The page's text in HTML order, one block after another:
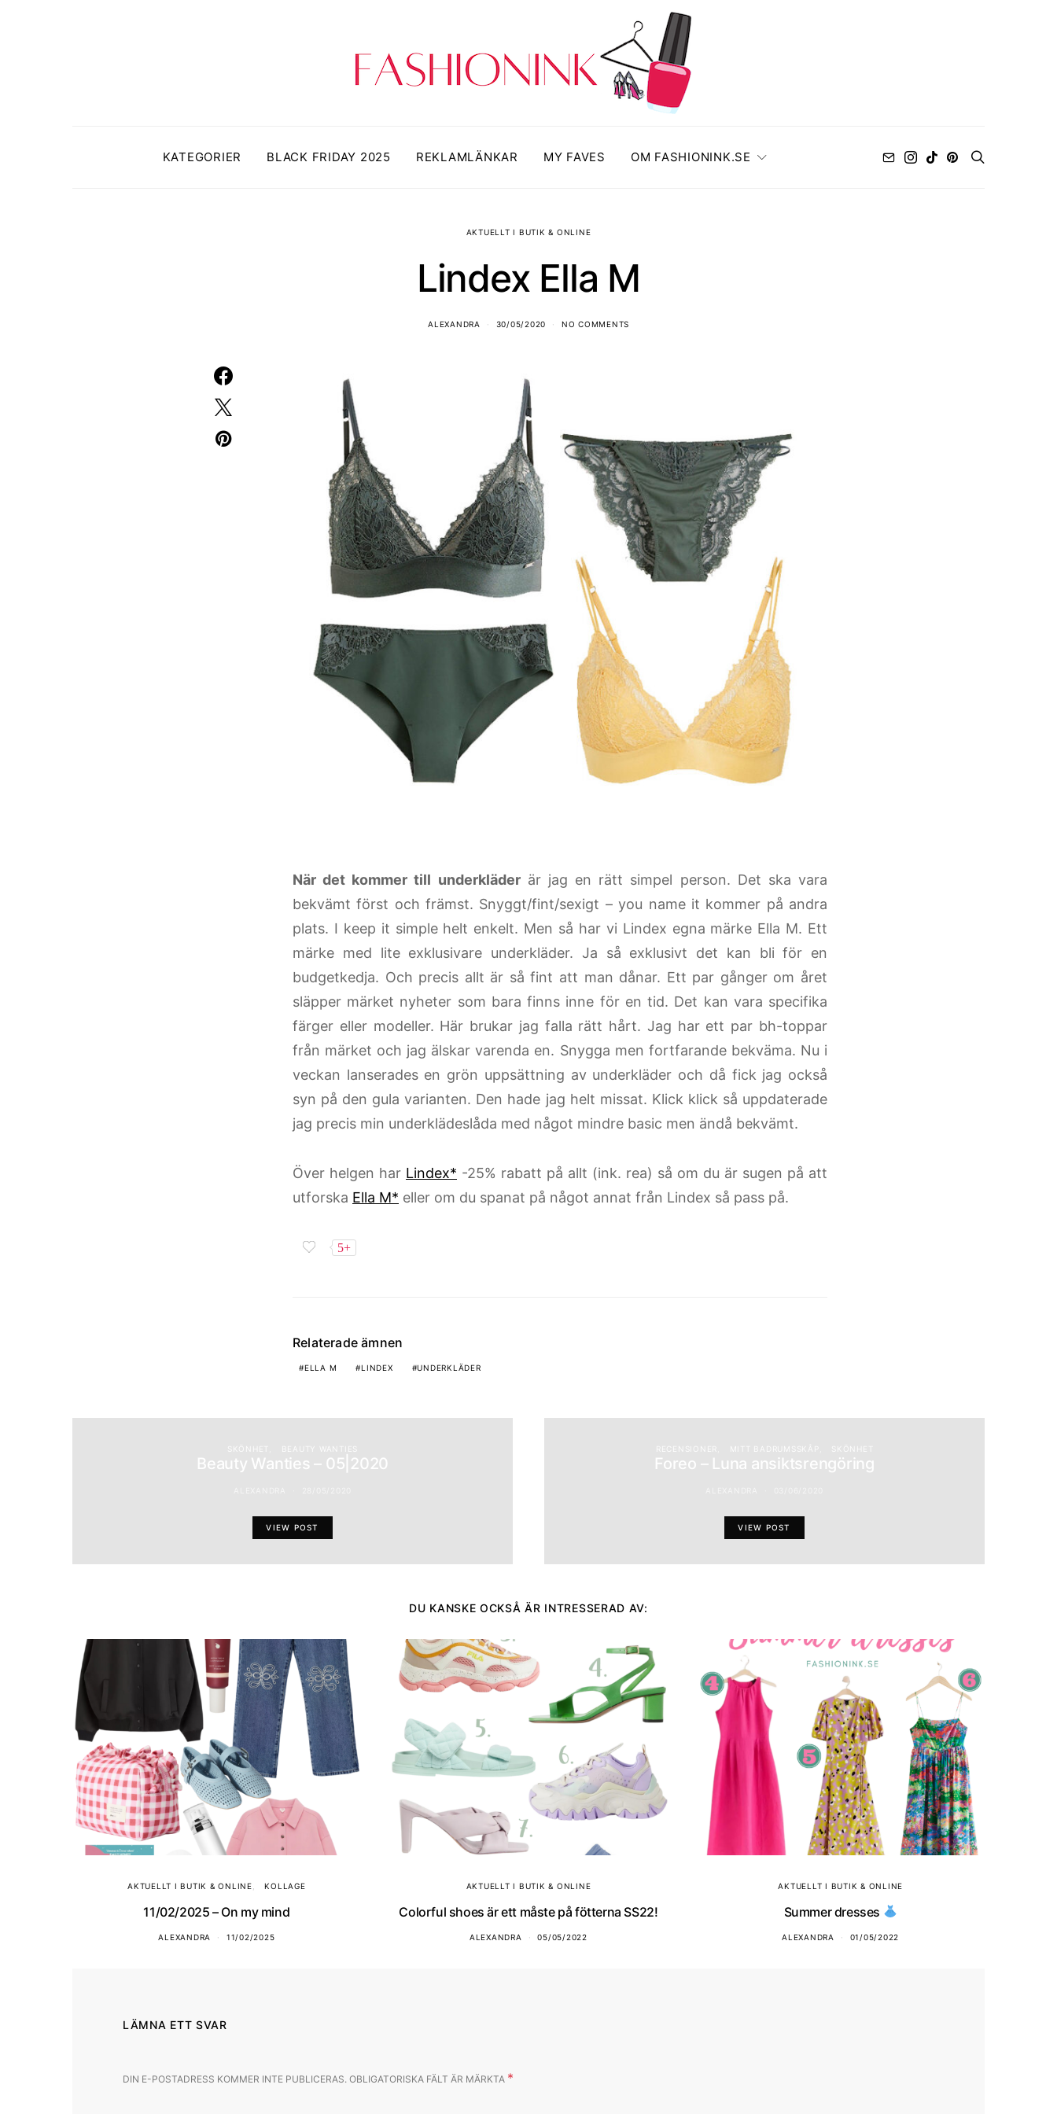
KATEGORIER BLACK FRIDAY 2025 REKLAMLÄNKAR MY FAVES OM FASHIONINK.SE
AKTUELLT I BUTIK & ONLINE
Lindex Ella M
ALEXANDRA 30/05/2020 NO COMMENTS
När det kommer till underkläderär jag en rätt simpel person. Det ska vara
bekvämt först och främst. Snyggt/fint/sexigt – you name it kommer på andra
plats. I keep it simple helt enkelt. Men så har vi Lindex egna märke Ella M. Ett
märke med lite exklusivare underkläder. Ja så exklusivt det kan bli för en
budgetkedja. Och precis allt är så fint att man dånar. Ett par gånger om året
släpper märket nyheter som bara finns inne för en tid. Det kan vara specifika
färger eller modeller. Här brukar jag falla rätt hårt. Jag har ett par bh-toppar
från märket och jag älskar varenda en. Snygga men fortfarande bekväma. Nu i
veckan lanserades en grön uppsättning av underkläder och då fick jag också
syn på den gula varianten. Den hade jag helt missat. Klick klick så uppdaterade
jag precis min underklädeslåda med något mindre basic men ändå bekvämt.
Över helgen har Lindex* -25% rabatt på allt (ink. rea) så om du är sugen på att
utforska Ella M* eller om du spanat på något annat från Lindex så pass på.
5+
Relaterade ämnen
ELLA M LINDEX UNDERKLÄDER
SKÖNHET BEAUTY WANTIES
Beauty Wanties – 05|2020
VIEW POST
RECENSIONER MITT BADRUMSSKÅP SKÖNHET
Foreo – Luna ansiktsrengöring
VIEW POST
DU KANSKE OCKSÅ ÄR INTRESSERAD AV:
AKTUELLT I BUTIK & ONLINE KOLLAGE
11/02/2025 – On my mind
ALEXANDRA 11/02/2025
AKTUELLT I BUTIK & ONLINE
Colorful shoes är ett måste på fötterna SS22!
ALEXANDRA 05/05/2022
AKTUELLT I BUTIK & ONLINE
Summer dresses
ALEXANDRA 01/05/2022
LÄMNA ETT SVAR
DIN E-POSTADRESS KOMMER INTE PUBLICERAS. OBLIGATORISKA FÄLT ÄR MÄRKTA *